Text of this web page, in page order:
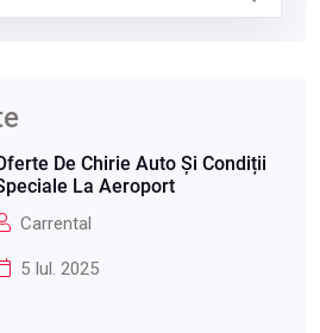
De Chirie Auto Și Condiții
La Aeroport
Carrental
5 Iul. 2025